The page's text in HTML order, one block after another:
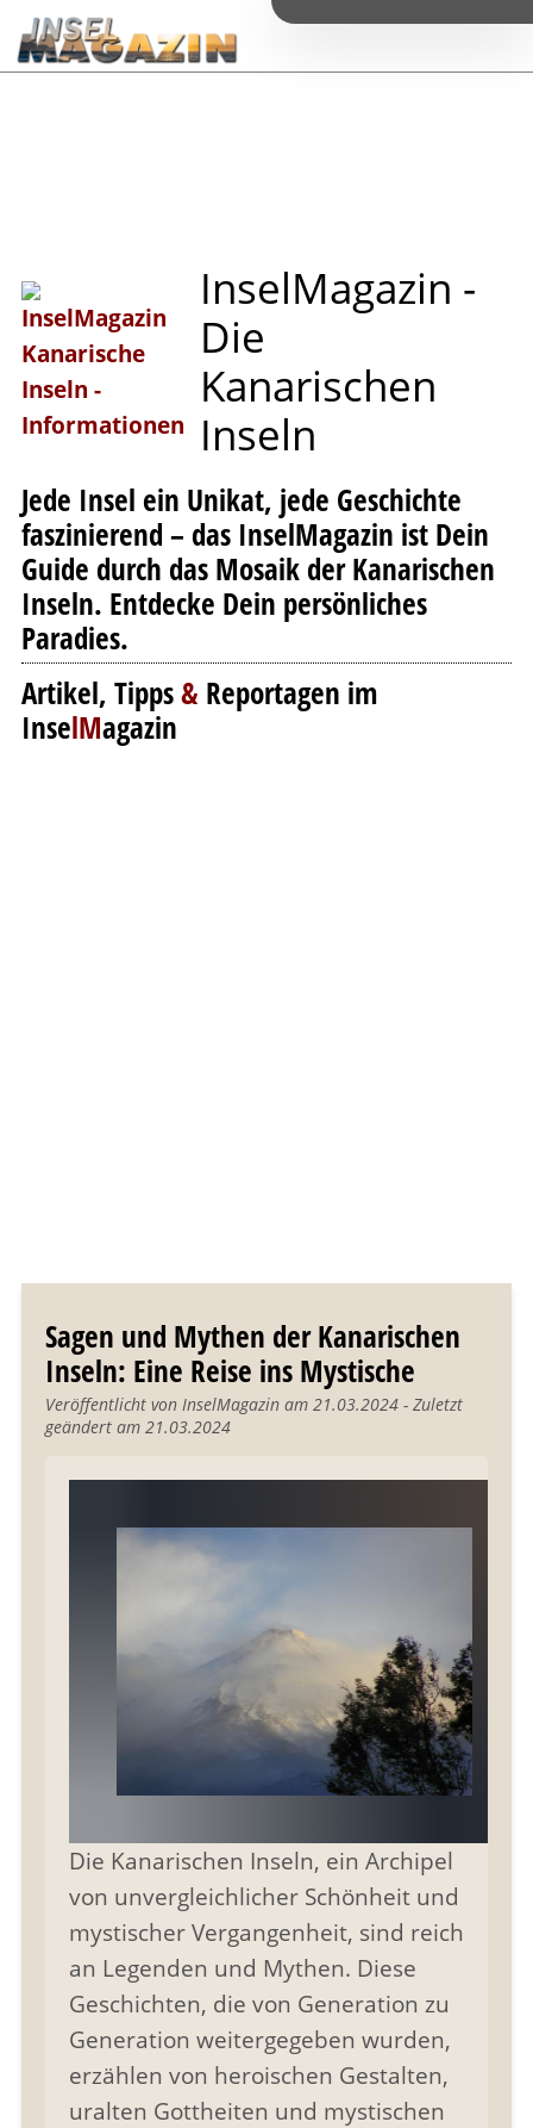
InselMagazin -
Die
Kanarischen
Inseln
Jede Insel ein Unikat, jede Geschichte
faszinierend – das InselMagazin ist Dein
Guide durch das Mosaik der Kanarischen
Inseln. Entdecke Dein persönliches
Paradies.
Artikel, Tipps& Reportagen im
InselMagazin
Sagen und Mythen der Kanarischen
Inseln: Eine Reise ins Mystische
Veröffentlicht von InselMagazin am 21.03.2024 - Zuletzt
geändert am 21.03.2024
Die Kanarischen Inseln, ein Archipel
von unvergleichlicher Schönheit und
mystischer Vergangenheit, sind reich
an Legenden und Mythen. Diese
Geschichten, die von Generation zu
Generation weitergegeben wurden,
erzählen von heroischen Gestalten,
uralten Gottheiten und mystischen